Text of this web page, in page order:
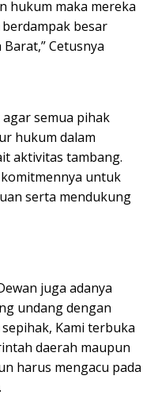
hukum maka mereka
besar
Cetusnya
semua pihak
hukum dalam
aktivitas tambang.
untuk
serta mendukung
juga adanya
undang dengan
Kami terbuka
daerah maupun
harus mengacu pada